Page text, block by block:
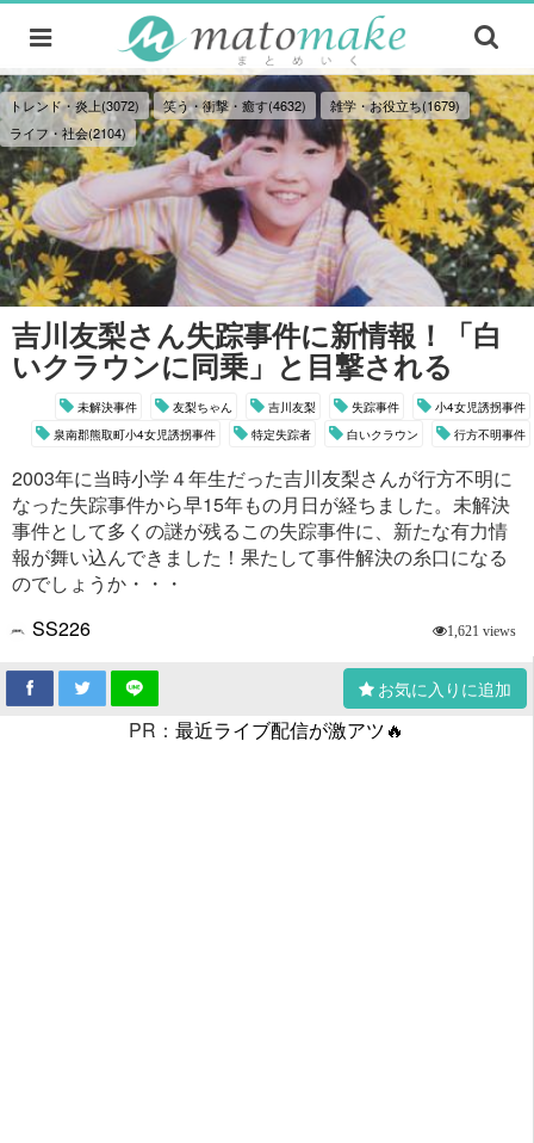
トレンド・炎上(3072) 笑う・衝撃・癒す(4632)
雑学・お役立ち(1679)
ライフ・社会(2104)
吉川友梨さん失踪事件に新情報！「白
いクラウンに同乗」と目撃される
未解決事件 友梨ちゃん 吉川友梨 失踪事件
小4女児誘拐事件
泉南郡熊取町小4女児誘拐事件
特定失踪者 白いクラウン 行方不明事件
2003年に当時小学４年生だった吉川友梨さんが行方不明に
なった失踪事件から早15年もの月日が経ちました。未解決
事件として多くの謎が残るこの失踪事件に、新たな有力情
報が舞い込んできました！果たして事件解決の糸口になる
のでしょうか・・・
SS226
1,621 views
お気に入りに追加
PR： 最近ライブ配信が激アツ🔥